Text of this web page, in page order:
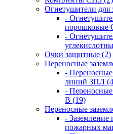
Огнетушители для
-
порошковые
-
Очки защитные (2)
Переносные
-
линий ЗПЛ
-
В (19)
Переносные
- Заземление
пожарных